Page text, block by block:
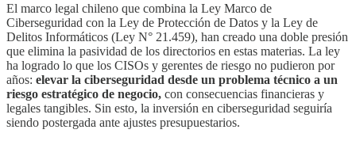
El marco legal chileno que combina la Ley Marco de
Ciberseguridad con la Ley de Protección de Datos y la Ley de
Delitos Informáticos (Ley N° 21.459), han creado una doble presión
que elimina la pasividad de los directorios en estas materias. La ley
ha logrado lo que los CISOs y gerentes de riesgo no pudieron por
años: elevar la ciberseguridad desde un problema técnico a un
riesgo estratégico de negocio, con consecuencias financieras y
legales tangibles. Sin esto, la inversión en ciberseguridad seguiría
siendo postergada ante ajustes presupuestarios.